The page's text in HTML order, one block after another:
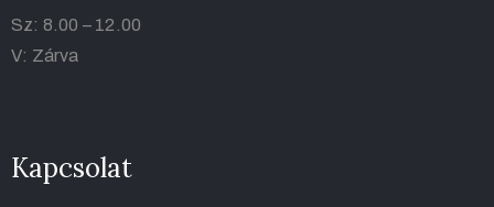
Sz: 8.00 – 12.00
V: Zárva
Kapcsolat